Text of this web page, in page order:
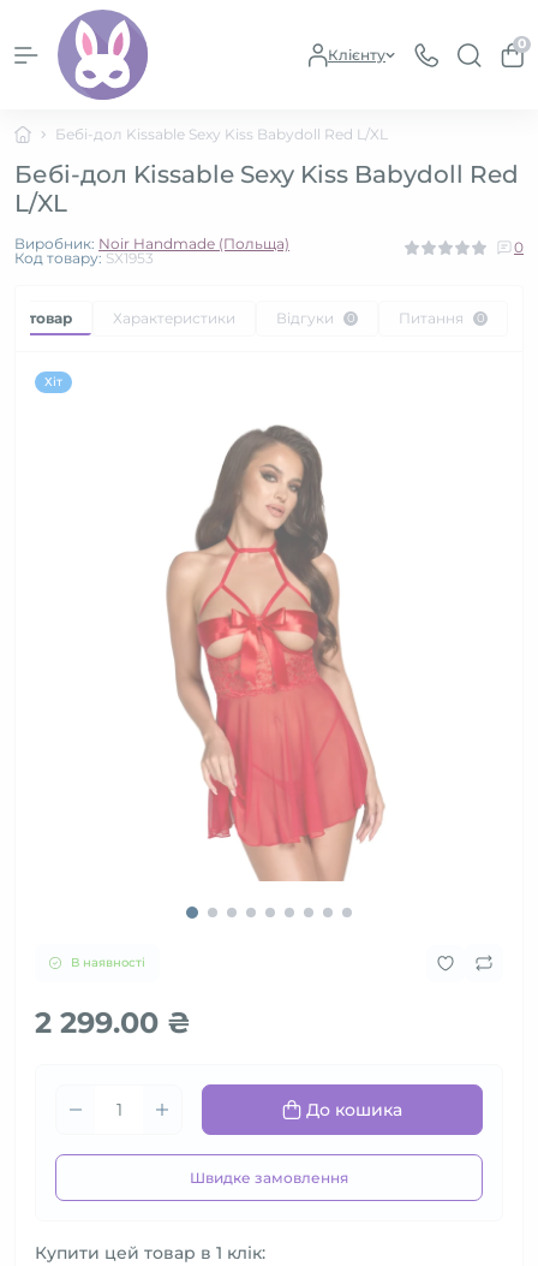
Клієнту
0
Бебі-дол Kissable Sexy Kiss Babydoll Red L/XL
Бебі-дол Kissable Sexy Kiss Babydoll Red
L/XL
Виробник: Noir Handmade (Польща)
Код товару: SX1953
0
товар Характеристики Відгуки 0 Питання 0
Хіт
В наявності
2 299.00 ₴
До кошика
Швидке замовлення
Купити цей товар в 1 клік: